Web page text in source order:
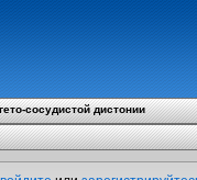
сосудистой дистонии